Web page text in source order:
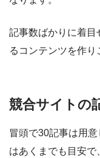
記事数ばかりに着目
るコンテンツを作り
競合サイトの
冒頭で30記事は用
はあくまでも目安で